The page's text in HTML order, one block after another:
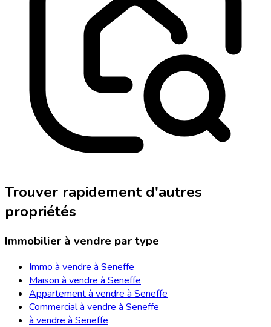
Trouver rapidement d'autres
propriétés
Immobilier à vendre par type
Immo à vendre à Seneffe
Maison à vendre à Seneffe
Appartement à vendre à Seneffe
Commercial à vendre à Seneffe
à vendre à Seneffe